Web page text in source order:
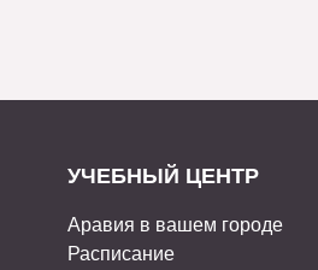
УЧЕБНЫЙ ЦЕНТР
Аравия в вашем городе
Расписание